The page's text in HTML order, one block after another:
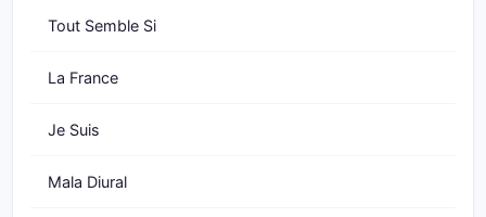
Tout Semble Si
La France
Je Suis
Mala Diural